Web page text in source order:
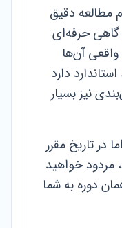
مطالعه دقیق
گاهی حرفه‌ای
آن‌ها
دارد
نیز بسیار
در تاریخ مقرر
مردود خواهید
دوره به شما